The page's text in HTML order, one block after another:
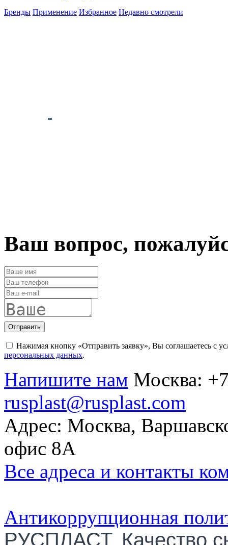
Бренды Применение Избранное Недавно смотрели
Ваш вопрос,
Отправить
Нажимая кнопку «Отправить заявку», Вы соглашаетесь с
персональных данных.
Напишите нам Москва:
rusplast@rusplast.com
Адрес: Москва,
офис 8А
Все адреса и контакты
Антикоррупционная
РУСПЛАСТ. Качество